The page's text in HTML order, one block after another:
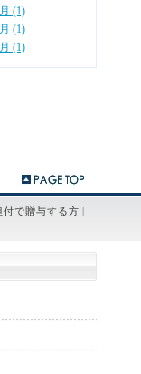
(1)
(1)
(1)
付で贈与する方 |